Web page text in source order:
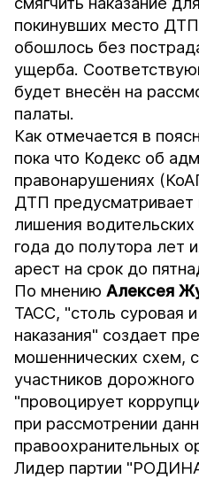
покинувших место
обошлось без
ущерба.
будет внесён на
палаты.
Как отмечается в
пока что Кодекс об
правонарушениях
ДТП предусматривает
лишения
года до полутора лет
арест на срок до
По мнениюАлексея
ТАСС, "столь суровая
наказания" создает
мошеннических схем,
участников
"провоцирует
при рассмотрении
правоохранительных
Лидер партии